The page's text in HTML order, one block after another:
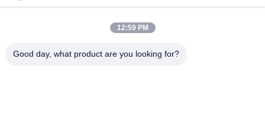
8:00-20:00
Διεύθυνση
12:59 PM
Good day, what product are you looking for?